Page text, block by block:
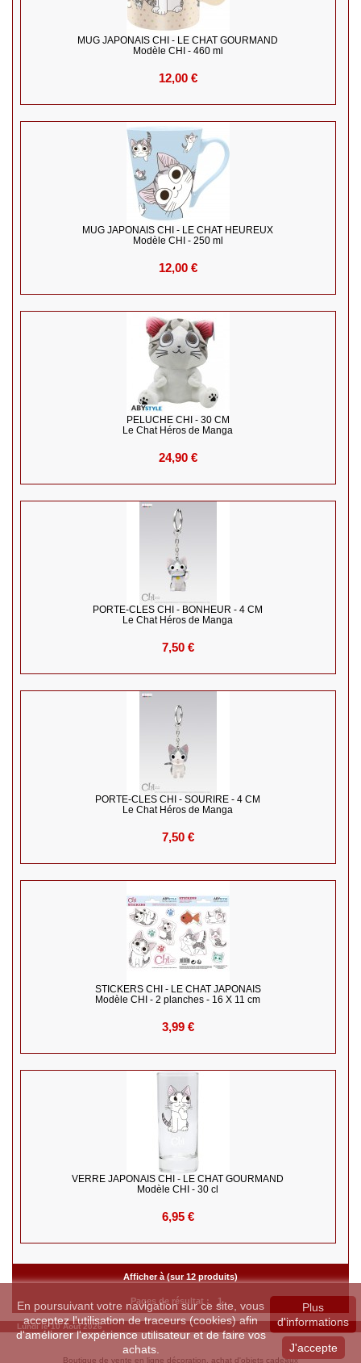
MUG JAPONAIS CHI - LE CHAT GOURMAND
Modèle CHI - 460 ml
12,00 €
MUG JAPONAIS CHI - LE CHAT HEUREUX
Modèle CHI - 250 ml
12,00 €
PELUCHE CHI - 30 CM
Le Chat Héros de Manga
24,90 €
PORTE-CLES CHI - BONHEUR - 4 CM
Le Chat Héros de Manga
7,50 €
PORTE-CLES CHI - SOURIRE - 4 CM
Le Chat Héros de Manga
7,50 €
STICKERS CHI - LE CHAT JAPONAIS
Modèle CHI - 2 planches - 16 X 11 cm
3,99 €
VERRE JAPONAIS CHI - LE CHAT GOURMAND
Modèle CHI - 30 cl
6,95 €
Afficher à (sur 12 produits)
Pages de résultat : 1
Lundi le 10 Août 2026
Boutique de vente en ligne décoration, achat d'objets cadeaux
En poursuivant votre navigation sur ce site, vous
acceptez l'utilisation de traceurs (cookies) afin
d'améliorer l'expérience utilisateur et de faire vos
achats.
Plus
d'informations
J'accepte